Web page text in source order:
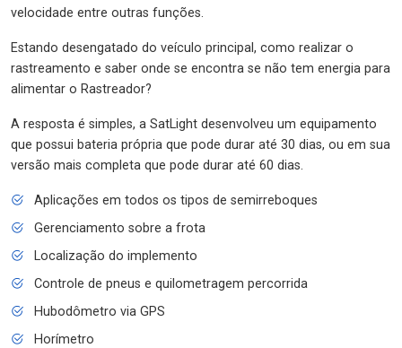
velocidade entre outras funções.
Estando desengatado do veículo principal, como realizar o
rastreamento e saber onde se encontra se não tem energia para
alimentar o Rastreador?
A resposta é simples, a SatLight desenvolveu um equipamento
que possui bateria própria que pode durar até 30 dias, ou em sua
versão mais completa que pode durar até 60 dias.
Aplicações em todos os tipos de semirreboques
Gerenciamento sobre a frota
Localização do implemento
Controle de pneus e quilometragem percorrida
Hubodômetro via GPS
Horímetro